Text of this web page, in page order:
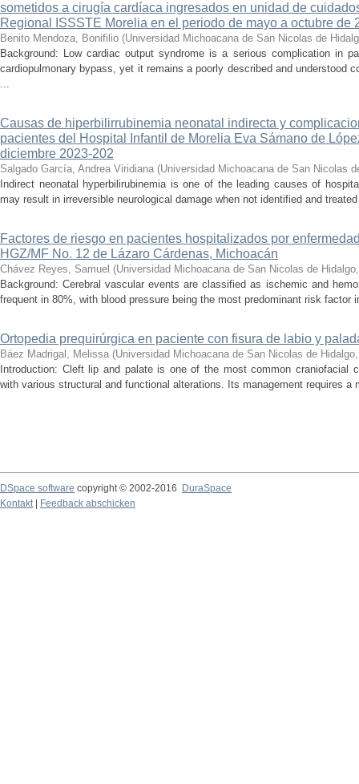
sometidos a cirugía cardíaca ingresados en unidad de
Regional ISSSTE Morelia en el periodo de mayo a octubre de
Benito Mendoza, Bonifilio (Universidad Michoacana de San Nicolas de
Background: Low cardiac output syndrome is a serious complication in
cardiopulmonary bypass, yet it remains a poorly described and understood
...
Causas de hiperbilirrubinemia neonatal indirecta y
pacientes del Hospital Infantil de Morelia Eva Sámano de
diciembre 2023-202
Salgado García, Andrea Viridiana (Universidad Michoacana de San Nicolas
Indirect neonatal hyperbilirubinemia is one of the leading causes of
may result in irreversible neurological damage when not identified and
Factores de riesgo en pacientes hospitalizados por
HGZ/MF No. 12 de Lázaro Cárdenas, Michoacán
Chávez Reyes, Samuel (Universidad Michoacana de San Nicolas de Hidalgo
Background: Cerebral vascular events are classified as ischemic and
frequent in 80%, with blood pressure being the most predominant risk factor
Ortopedia prequirúrgica en paciente con fisura de labio y
Báez Madrigal, Melissa (Universidad Michoacana de San Nicolas de Hidalgo
Introduction: Cleft lip and palate is one of the most common craniofacial
with various structural and functional alterations. Its management requires a
DSpace software copyright © 2002-2016
DuraSpace
Kontakt| Feedback abschicken